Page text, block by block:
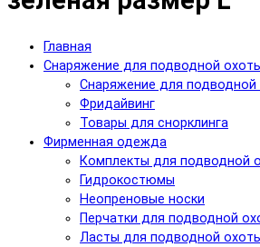
Главная
Снаряжение для подводной
Снаряжение для подводной
Фридайвинг
Товары для снорклинга
Фирменная одежда
Комплекты для подводной
Гидрокостюмы
Неопреновые носки
Перчатки для подводной
Ласты для подводной